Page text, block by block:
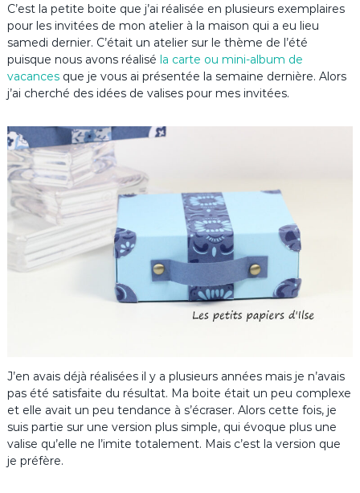
C’est la petite boite que j’ai réalisée en plusieurs exemplaires
pour les invitées de mon atelier à la maison qui a eu lieu
samedi dernier. C’était un atelier sur le thème de l’été
puisque nous avons réalisé la carte ou mini-album de
vacancesque je vous ai présentée la semaine dernière. Alors
j’ai cherché des idées de valises pour mes invitées.
J’en avais déjà réalisées il y a plusieurs années mais je n’avais
pas été satisfaite du résultat. Ma boite était un peu complexe
et elle avait un peu tendance à s’écraser. Alors cette fois, je
suis partie sur une version plus simple, qui évoque plus une
valise qu’elle ne l’imite totalement. Mais c’est la version que
je préfère.